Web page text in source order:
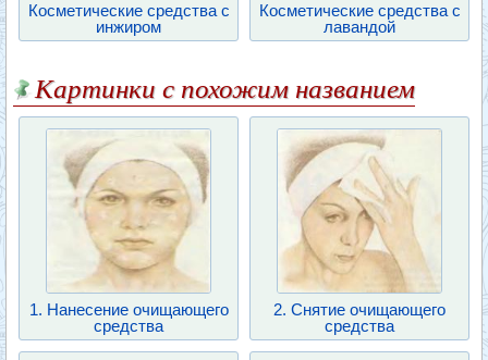
Косметические средства с
инжиром
Косметические средства с
лавандой
Картинки с похожим названием
1. Нанесение очищающего
средства
2. Снятие очищающего
средства